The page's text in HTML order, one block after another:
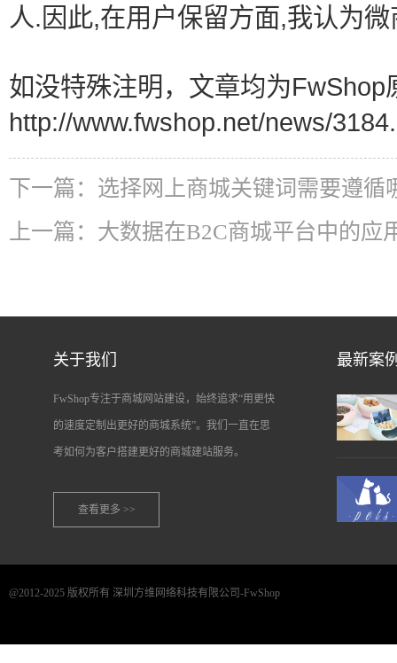
人.因此,在用户保留方面,我认为
如没特殊注明，文章均为FwShop
http://www.fwshop.net/news/
下一篇： 选择网上商城关键词需要遵循
上一篇： 大数据在B2C商城平台中的应
关于我们
FwShop专注于商城网站建设，始终追求“用更快
的速度定制出更好的商城系统”。我们一直在思
考如何为客户搭建更好的商城建站服务。
查看更多 >>
最新案
@2012-2025 版权所有 深圳方维网络科技有限公司-FwShop